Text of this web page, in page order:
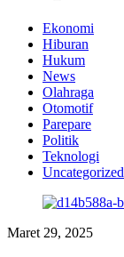
Ekonomi
Hiburan
Hukum
News
Olahraga
Otomotif
Parepare
Politik
Teknologi
Uncategorized
Maret 29, 2025